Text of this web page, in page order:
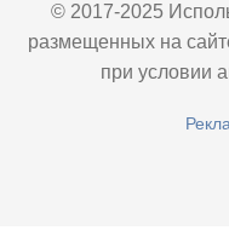
© 2017-2025
размещенных на
при условии